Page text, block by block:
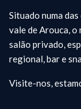
Situado numa
vale de Arouca, o
salão privado,
regional, bar e
Visite-nos,